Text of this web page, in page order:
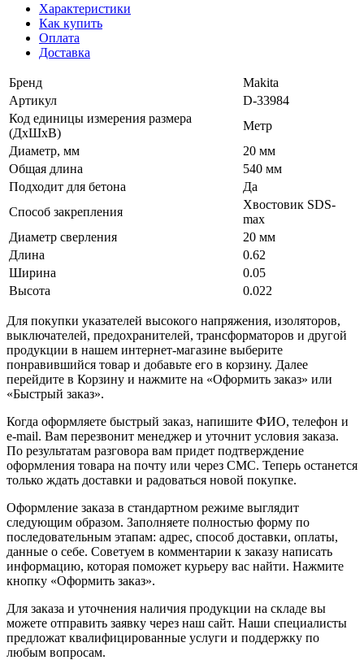
Характеристики
Как купить
Оплата
Доставка
Бренд
Makita
Артикул
D-33984
Код единицы измерения размера
(ДхШхВ)
Метр
Диаметр, мм
20 мм
Общая длина
540 мм
Подходит для бетона
Да
Способ закрепления
Хвостовик SDS-
max
Диаметр сверления
20 мм
Длина
0.62
Ширина
0.05
Высота
0.022
Для покупки указателей высокого напряжения, изоляторов,
выключателей, предохранителей, трансформаторов и другой
продукции в нашем интернет-магазине выберите
понравившийся товар и добавьте его в корзину. Далее
перейдите в Корзину и нажмите на «Оформить заказ» или
«Быстрый заказ».
Когда оформляете быстрый заказ, напишите ФИО, телефон и
e-mail. Вам перезвонит менеджер и уточнит условия заказа.
По результатам разговора вам придет подтверждение
оформления товара на почту или через СМС. Теперь останется
только ждать доставки и радоваться новой покупке.
Оформление заказа в стандартном режиме выглядит
следующим образом. Заполняете полностью форму по
последовательным этапам: адрес, способ доставки, оплаты,
данные о себе. Советуем в комментарии к заказу написать
информацию, которая поможет курьеру вас найти. Нажмите
кнопку «Оформить заказ».
Для заказа и уточнения наличия продукции на складе вы
можете отправить заявку через наш сайт. Наши специалисты
предложат квалифицированные услуги и поддержку по
любым вопросам.